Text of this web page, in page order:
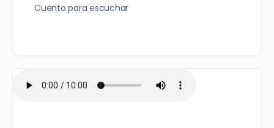
Cuento para escuchar